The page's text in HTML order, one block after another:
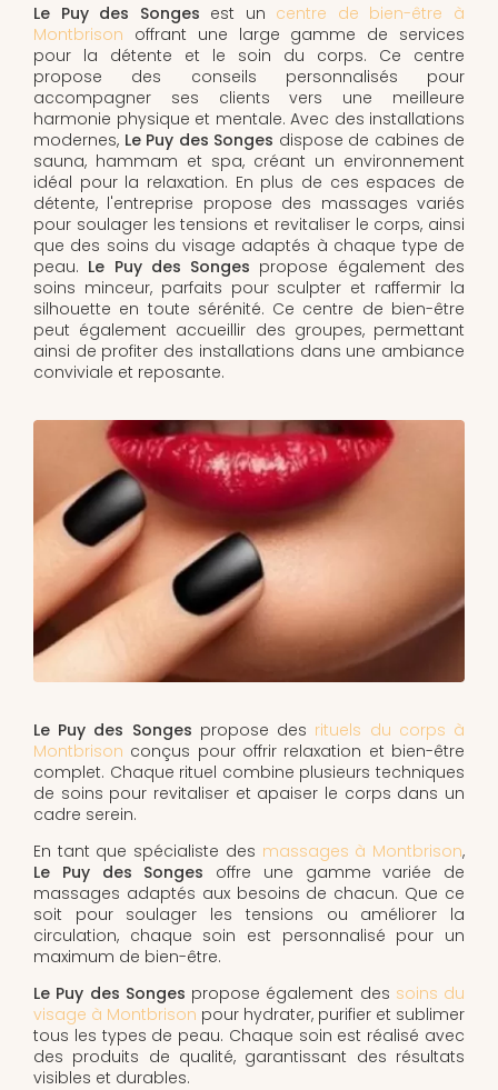
Le Puy des Songes est un centre de bien-être à
Montbrison offrant une large gamme de services
pour la détente et le soin du corps. Ce centre
propose des conseils personnalisés pour
accompagner ses clients vers une meilleure
harmonie physique et mentale. Avec des installations
modernes, Le Puy des Songes dispose de cabines de
sauna, hammam et spa, créant un environnement
idéal pour la relaxation. En plus de ces espaces de
détente, l'entreprise propose des massages variés
pour soulager les tensions et revitaliser le corps, ainsi
que des soins du visage adaptés à chaque type de
peau. Le Puy des Songes propose également des
soins minceur, parfaits pour sculpter et raffermir la
silhouette en toute sérénité. Ce centre de bien-être
peut également accueillir des groupes, permettant
ainsi de profiter des installations dans une ambiance
conviviale et reposante.
Le Puy des Songes propose des rituels du corps à
Montbrison conçus pour offrir relaxation et bien-être
complet. Chaque rituel combine plusieurs techniques
de soins pour revitaliser et apaiser le corps dans un
cadre serein.
En tant que spécialiste des massages à Montbrison,
Le Puy des Songes offre une gamme variée de
massages adaptés aux besoins de chacun. Que ce
soit pour soulager les tensions ou améliorer la
circulation, chaque soin est personnalisé pour un
maximum de bien-être.
Le Puy des Songes propose également des soins du
visage à Montbrison pour hydrater, purifier et sublimer
tous les types de peau. Chaque soin est réalisé avec
des produits de qualité, garantissant des résultats
visibles et durables.